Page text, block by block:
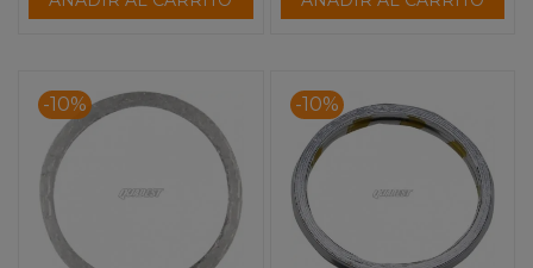
-10% -10%